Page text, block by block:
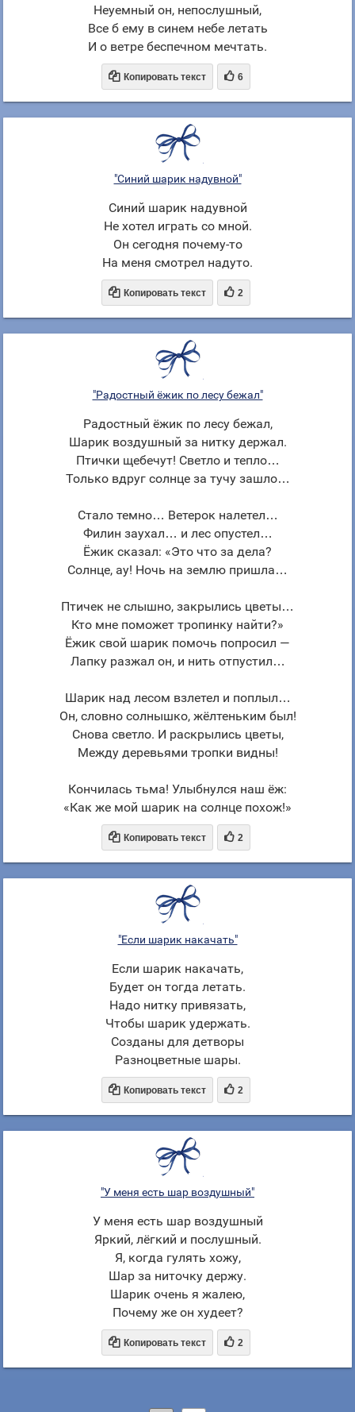
Неуемный он, непослушный,
Все б ему в синем небе летать
И о ветре беспечном мечтать.
 Копировать текст  6
"Синий шарик надувной"
Синий шарик надувной
Не хотел играть со мной.
Он сегодня почему-то
На меня смотрел надуто.
 Копировать текст  2
"Радостный ёжик по лесу бежал"
Радостный ёжик по лесу бежал,
Шарик воздушный за нитку держал.
Птички щебечут! Светло и тепло…
Только вдруг солнце за тучу зашло…
Стало темно… Ветерок налетел…
Филин заухал… и лес опустел…
Ёжик сказал: «Это что за дела?
Солнце, ау! Ночь на землю пришла…
Птичек не слышно, закрылись цветы…
Кто мне поможет тропинку найти?»
Ёжик свой шарик помочь попросил —
Лапку разжал он, и нить отпустил…
Шарик над лесом взлетел и поплыл…
Он, словно солнышко, жёлтеньким был!
Снова светло. И раскрылись цветы,
Между деревьями тропки видны!
Кончилась тьма! Улыбнулся наш ёж:
«Как же мой шарик на солнце похож!»
 Копировать текст  2
"Если шарик накачать"
Если шарик накачать,
Будет он тогда летать.
Надо нитку привязать,
Чтобы шарик удержать.
Созданы для детворы
Разноцветные шары.
 Копировать текст  2
"У меня есть шар воздушный"
У меня есть шар воздушный
Яркий, лёгкий и послушный.
Я, когда гулять хожу,
Шар за ниточку держу.
Шарик очень я жалею,
Почему же он худеет?
 Копировать текст  2